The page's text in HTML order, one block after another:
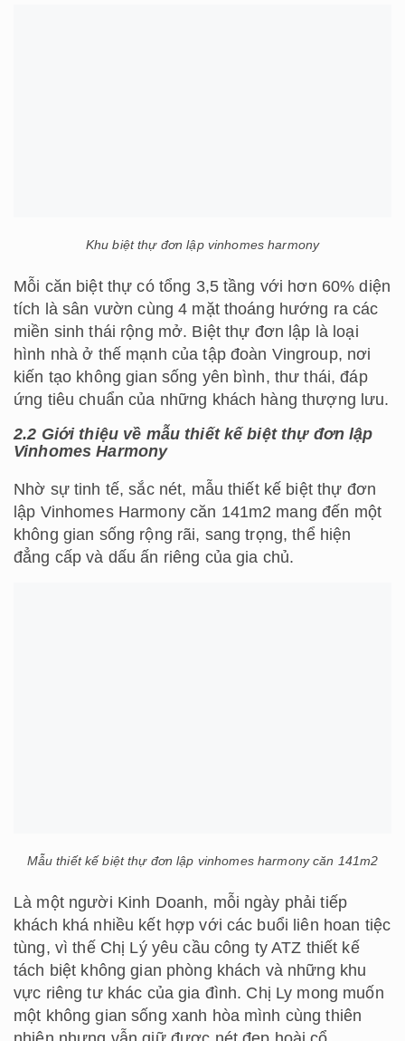
Khu biệt thự đơn lập vinhomes harmony
Mỗi căn biệt thự có tổng 3,5 tầng với hơn 60% diện
tích là sân vườn cùng 4 mặt thoáng hướng ra các
miền sinh thái rộng mở. Biệt thự đơn lập là loại
hình nhà ở thế mạnh của tập đoàn Vingroup, nơi
kiến tạo không gian sống yên bình, thư thái, đáp
ứng tiêu chuẩn của những khách hàng thượng lưu.
2.2 Giới thiệu về mẫu thiết kế biệt thự đơn lập
Vinhomes Harmony
Nhờ sự tinh tế, sắc nét, mẫu thiết kế biệt thự đơn
lập Vinhomes Harmony căn 141m2 mang đến một
không gian sống rộng rãi, sang trọng, thể hiện
đẳng cấp và dấu ấn riêng của gia chủ.
Mẫu thiết kế biệt thự đơn lập vinhomes harmony căn 141m2
Là một người Kinh Doanh, mỗi ngày phải tiếp
khách khá nhiều kết hợp với các buổi liên hoan tiệc
tùng, vì thế Chị Lý yêu cầu công ty ATZ thiết kế
tách biệt không gian phòng khách và những khu
vực riêng tư khác của gia đình. Chị Ly mong muốn
một không gian sống xanh hòa mình cùng thiên